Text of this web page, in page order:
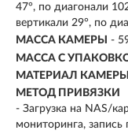
47°, по диагонали
вертикали 29°, по
МАССА КАМЕРЫ
-
МАССА С
МАТЕРИАЛ КАМЕРЫ
МЕТОД ПРИВЯЗКИ
- Загрузка на NAS/
мониторинга, запись